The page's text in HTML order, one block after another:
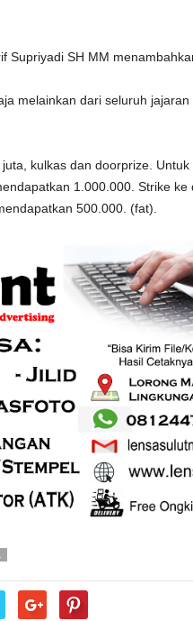
Supriyadi SH MM
melainkan dari seluruh
kulkas dan doorprize.
1.000.000. Strike ke
500.000. (fat).